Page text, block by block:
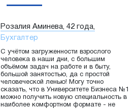
Розалия Аминева, 42 года,
Бухгалтер
С учётом загруженности взрослого
человека в наши дни, с большим
объёмом задач на работе и в быту,
большой занятостью, да с простой
человеческой ленью! Могу точно
сказать, что в Университете Бизнеса №1
можно получить новую специальность в
наиболее комфортном формате - не